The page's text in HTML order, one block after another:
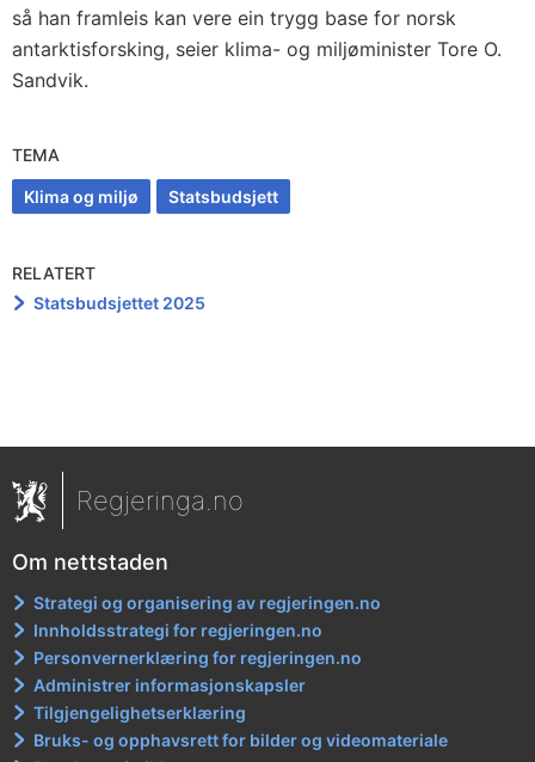
så han framleis kan vere ein trygg base for norsk
antarktisforsking, seier klima- og miljøminister Tore O.
Sandvik.
TEMA
Klima og miljø Statsbudsjett
RELATERT
Statsbudsjettet 2025
Regjeringa.no
Om nettstaden
Strategi og organisering av regjeringen.no
Innholdsstrategi for regjeringen.no
Personvernerklæring for regjeringen.no
Administrer informasjonskapsler
Tilgjengelighetserklæring
Bruks- og opphavsrett for bilder og videomateriale